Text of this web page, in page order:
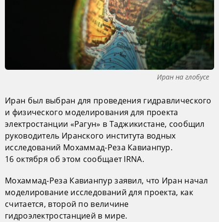
Иран на глобусе
Иран был выбран для проведения гидравлического
и физического моделирования для проекта
электростанции «Рагун» в Таджикистане, сообщил
руководитель Иранского института водных
исследований Мохаммад-Реза Кавианпур.
16 октября об этом сообщает IRNA.
Мохаммад-Реза Кавианпур заявил, что Иран начал
моделирование исследований для проекта, как
считается, второй по величине
гидроэлектростанцией в мире.